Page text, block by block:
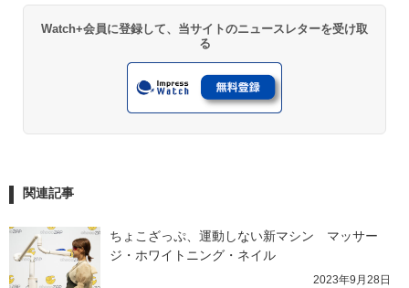
Watch+会員に登録して、当サイトのニュースレターを受け取
る
関連記事
ちょこざっぷ、運動しない新マシン　マッサー
ジ・ホワイトニング・ネイル
2023年9月28日